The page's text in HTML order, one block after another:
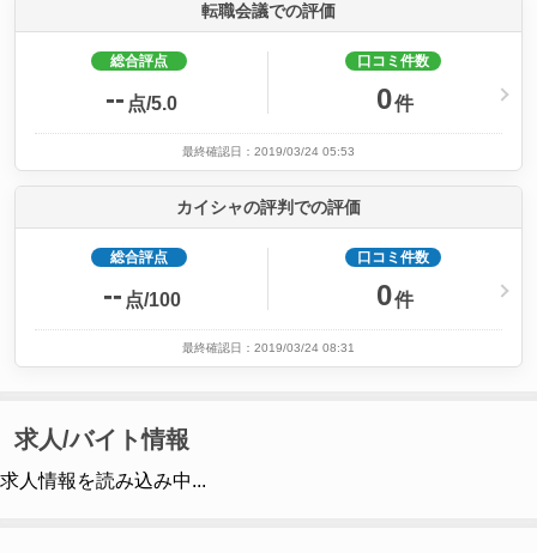
転職会議での評価
総合評点
-- 点/5.0
口コミ件数
0件
最終確認日：2019/03/24 05:53
カイシャの評判での評価
総合評点
-- 点/100
口コミ件数
0件
最終確認日：2019/03/24 08:31
求人/バイト情報
求人情報を読み込み中...